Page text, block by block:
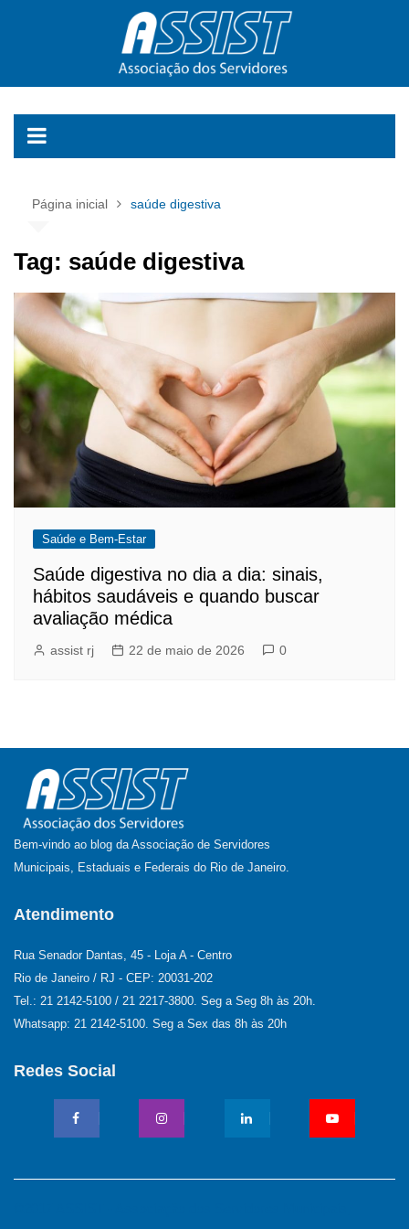
Página inicial saúde digestiva
Tag: saúde digestiva
Saúde e Bem-Estar
Saúde digestiva no dia a dia: sinais,
hábitos saudáveis e quando buscar
avaliação médica
assist rj 22 de maio de 2026 0
Bem-vindo ao blog da Associação de Servidores
Municipais, Estaduais e Federais do Rio de Janeiro.
Atendimento
Rua Senador Dantas, 45 - Loja A - Centro
Rio de Janeiro / RJ - CEP: 20031-202
Tel.: 21 2142-5100 / 21 2217-3800. Seg a Seg 8h às 20h.
Whatsapp: 21 2142-5100. Seg a Sex das 8h às 20h
Redes Social